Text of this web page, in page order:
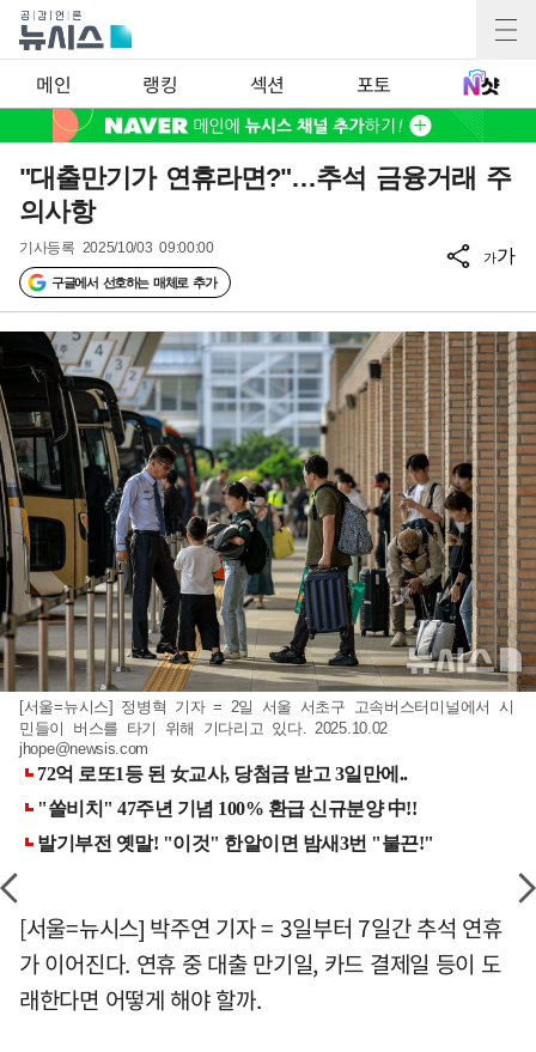
메인 랭킹 섹션 포토
"대출만기가 연휴라면?"…추석 금융거래 주
의사항
기사등록 2025/10/03 09:00:00
구글에서 선호하는 매체로 추가
가가
[서울=뉴시스] 정병혁 기자 = 2일 서울 서초구 고속버스터미널에서 시
민들이 버스를 타기 위해 기다리고 있다. 2025.10.02
jhope@newsis.com
[서울=뉴시스] 박주연 기자 = 3일부터 7일간 추석 연휴
가 이어진다. 연휴 중 대출 만기일, 카드 결제일 등이 도
래한다면 어떻게 해야 할까.